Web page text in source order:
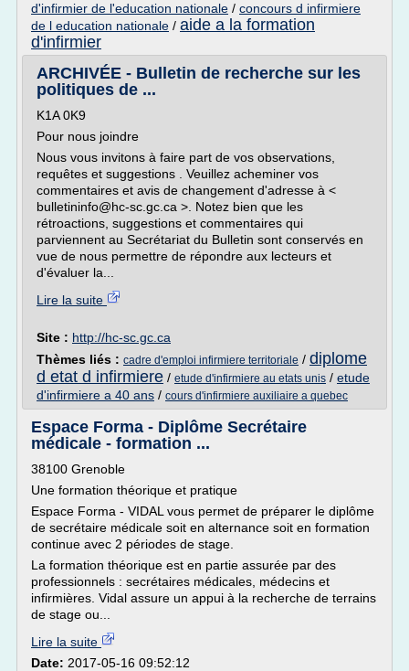
d'infirmier de l'education nationale / concours d infirmiere
de l education nationale / aide a la formation
d'infirmier
ARCHIVÉE - Bulletin de recherche sur les
politiques de ...
K1A 0K9
Pour nous joindre
Nous vous invitons à faire part de vos observations,
requêtes et suggestions . Veuillez acheminer vos
commentaires et avis de changement d'adresse à <
bulletininfo@hc-sc.gc.ca >. Notez bien que les
rétroactions, suggestions et commentaires qui
parviennent au Secrétariat du Bulletin sont conservés en
vue de nous permettre de répondre aux lecteurs et
d'évaluer la...
Lire la suite
Site : http://hc-sc.gc.ca
Thèmes liés : cadre d'emploi infirmiere territoriale / diplome
d etat d infirmiere / etude d'infirmiere au etats unis / etude
d'infirmiere a 40 ans / cours d'infirmiere auxiliaire a quebec
Espace Forma - Diplôme Secrétaire
médicale - formation ...
38100 Grenoble
Une formation théorique et pratique
Espace Forma - VIDAL vous permet de préparer le diplôme
de secrétaire médicale soit en alternance soit en formation
continue avec 2 périodes de stage.
La formation théorique est en partie assurée par des
professionnels : secrétaires médicales, médecins et
infirmières. Vidal assure un appui à la recherche de terrains
de stage ou...
Lire la suite
Date: 2017-05-16 09:52:12